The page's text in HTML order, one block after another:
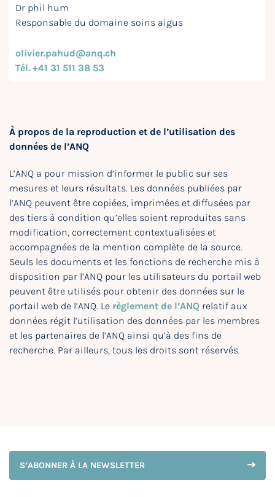
Dr phil hum
Responsable du domaine soins aigus
olivier.pahud@anq.ch
Tél. +41 31 511 38 53
À propos de la reproduction et de l’utilisation des
données de l’ANQ
L’ANQ a pour mission d’informer le public sur ses
mesures et leurs résultats. Les données publiées par
l’ANQ peuvent être copiées, imprimées et diffusées par
des tiers à condition qu’elles soient reproduites sans
modification, correctement contextualisées et
accompagnées de la mention complète de la source.
Seuls les documents et les fonctions de recherche mis à
disposition par l’ANQ pour les utilisateurs du portail web
peuvent être utilisés pour obtenir des données sur le
portail web de l’ANQ. Le règlement de l’ANQ relatif aux
données régit l’utilisation des données par les membres
et les partenaires de l’ANQ ainsi qu’à des fins de
recherche. Par ailleurs, tous les droits sont réservés.
S’ABONNER À LA NEWSLETTER